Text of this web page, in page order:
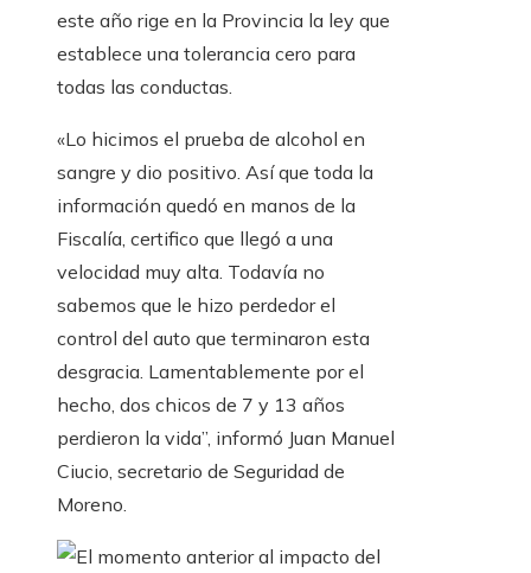
este año rige en la Provincia la ley que
establece una tolerancia cero para
todas las conductas.
«Lo hicimos el prueba de alcohol en
sangre y dio positivo. Así que toda la
información quedó en manos de la
Fiscalía, certifico que llegó a una
velocidad muy alta. Todavía no
sabemos que le hizo perdedor el
control del auto que terminaron esta
desgracia. Lamentablemente por el
hecho, dos chicos de 7 y 13 años
perdieron la vida”, informó Juan Manuel
Ciucio, secretario de Seguridad de
Moreno.